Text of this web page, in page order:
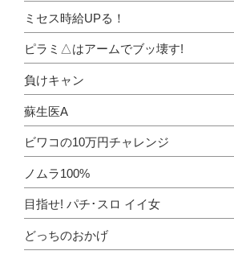
ミセス時給UPる！
ピラミ△はアームでブッ壊す!
負けキャン
蘇生医A
ビワコの10万円チャレンジ
ノムラ100%
目指せ! パチ･スロ イイ女
どっちのおかげ